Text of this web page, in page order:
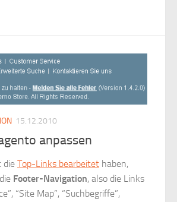
15.12.2010
anpassen
die Top-Links bearbeitet haben,
Footer-Navigation, also die Links
“Site Map”, “Suchbegriffe”,